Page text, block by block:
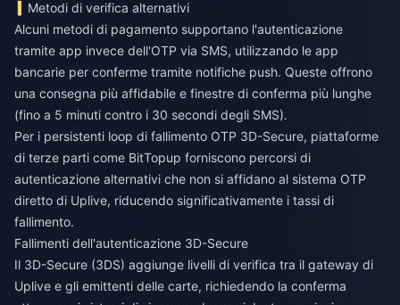
Metodi di verifica alternativi
Alcuni metodi di pagamento supportano l'autenticazione
tramite app invece dell'OTP via SMS, utilizzando le app
bancarie per conferme tramite notifiche push. Queste offrono
una consegna più affidabile e finestre di conferma più lunghe
(fino a 5 minuti contro i 30 secondi degli SMS).
Per i persistenti loop di fallimento OTP 3D-Secure, piattaforme
di terze parti come BitTopup forniscono percorsi di
autenticazione alternativi che non si affidano al sistema OTP
diretto di Uplive, riducendo significativamente i tassi di
fallimento.
Fallimenti dell'autenticazione 3D-Secure
Il 3D-Secure (3DS) aggiunge livelli di verifica tra il gateway di
Uplive e gli emittenti delle carte, richiedendo la conferma